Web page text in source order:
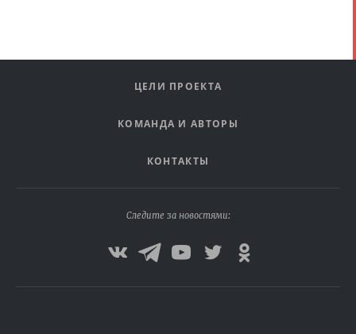
ЦЕЛИ ПРОЕКТА
КОМАНДА И АВТОРЫ
КОНТАКТЫ
Следите за новостями: